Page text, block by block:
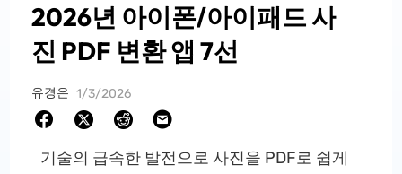
2026년 아이폰/아이패드 사
진 PDF 변환 앱 7선
유경은 1/3/2026
기술의 급속한 발전으로 사진을 PDF로 쉽게